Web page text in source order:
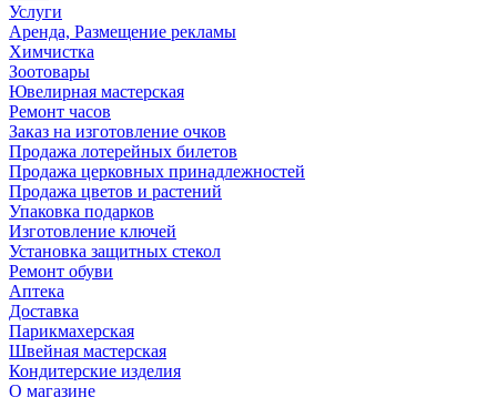
Услуги
Аренда, Размещение рекламы
Химчистка
Зоотовары
Ювелирная мастерская
Ремонт часов
Заказ на изготовление очков
Продажа лотерейных билетов
Продажа церковных принадлежностей
Продажа цветов и растений
Упаковка подарков
Изготовление ключей
Установка защитных стекол
Ремонт обуви
Аптека
Доставка
Парикмахерская
Швейная мастерская
Кондитерские изделия
О магазине